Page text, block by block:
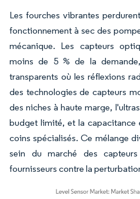
Les fourches vibrantes
fonctionnement à sec des
mécanique. Les capteurs
moins de 5 % de la
transparents où les réflexions
des technologies de capteurs
des niches à haute marge,
budget limité, et la
coins spécialisés. Ce mélange
sein du marché des
fournisseurs contre la